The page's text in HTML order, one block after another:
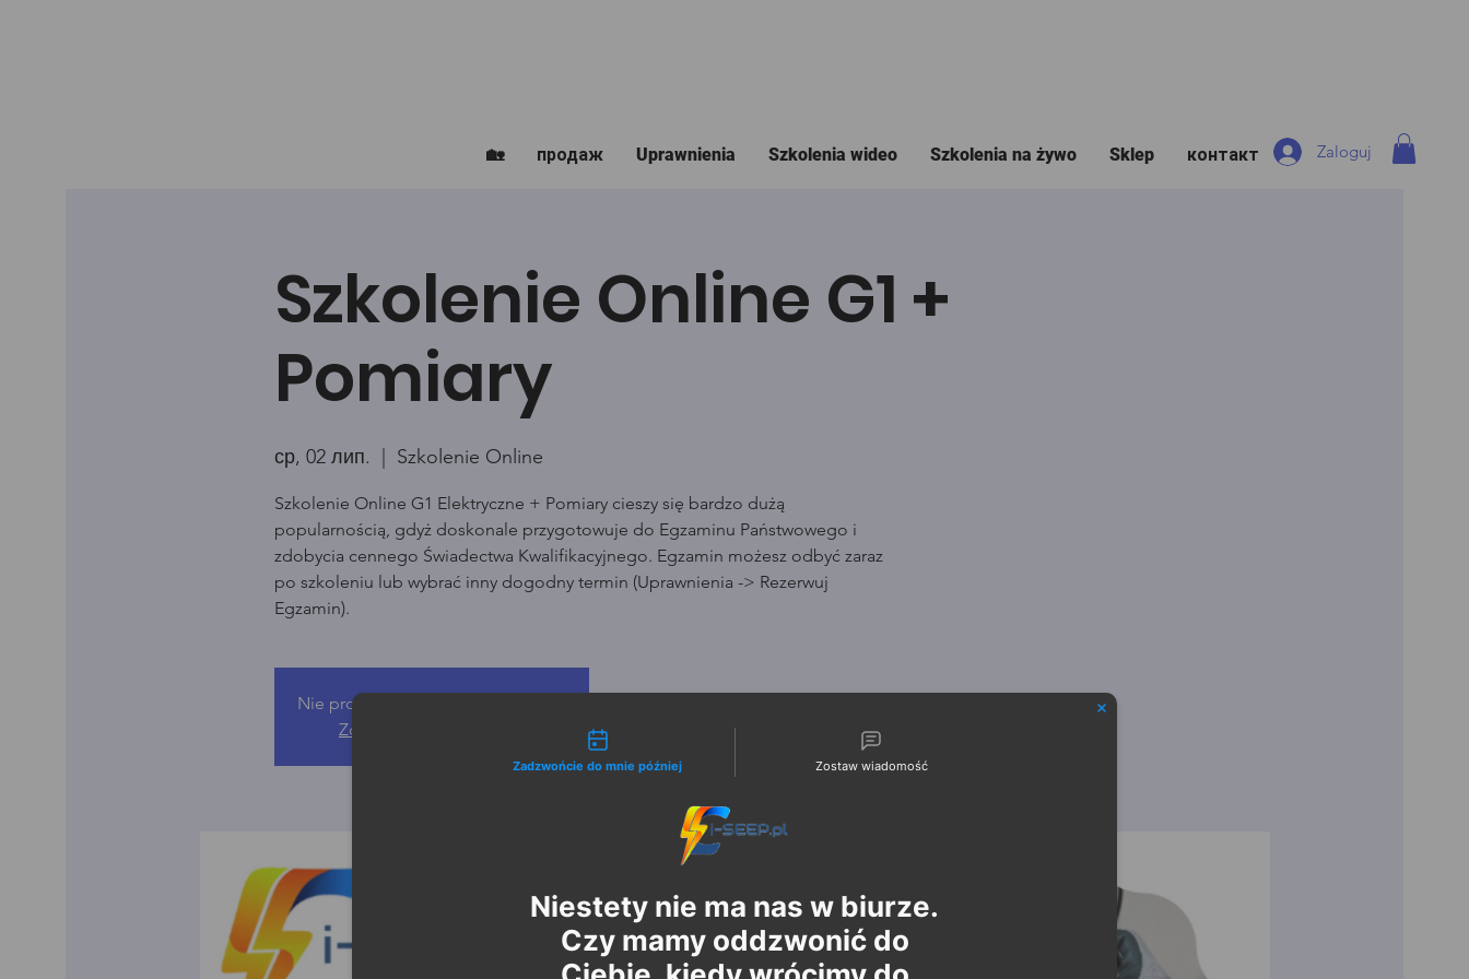
🏡 продаж Uprawnienia Szkolenia wideo Szkolenia na żywo Sklep контакт Zaloguj
Szkolenie Online G1 +
Pomiary
ср, 02 лип.
  |
Szkolenie Online
Szkolenie Online G1 Elektryczne + Pomiary cieszy się bardzo dużą
popularnością, gdyż doskonale przygotowuje do Egzaminu Państwowego i
zdobycia cennego Świadectwa Kwalifikacyjnego. Egzamin możesz odbyć zaraz
po szkoleniu lub wybrać inny dogodny termin (Uprawnienia -> Rezerwuj
Egzamin).
Nie prowadzimy sprzedaży biletów
Zobacz inne wydarzeniaMożliwości kontaktu
Zadzwońcie do mnie później Zostaw wiadomość
Niestety nie ma nas w biurze.
Czy mamy oddzwonić do